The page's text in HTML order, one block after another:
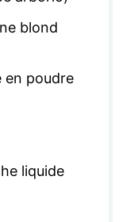
blond
en poudre
liquide